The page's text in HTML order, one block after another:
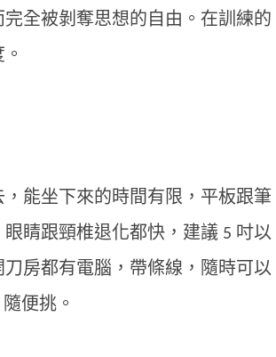
全被剝奪思想的自由。在訓練的
能坐下來的時間有限，平板跟筆
睛跟頸椎退化都快，建議 5 吋以
房都有電腦，帶條線，隨時可以
便挑。